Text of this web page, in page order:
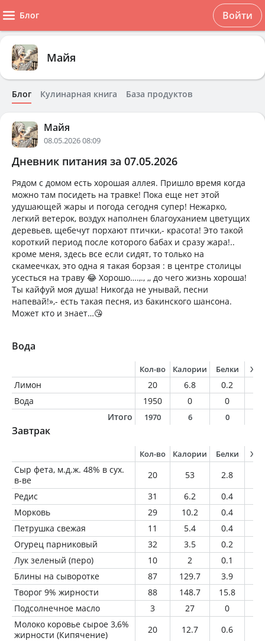
Блог Войти
Майя
Блог Кулинарная книга База продуктов
Майя
08.05.2026 08:09
Дневник питания за 07.05.2026
Рядом с домом есть хорошая аллея. Пришло время когда
можно там посидеть на травке! Пока еще нет этой
удушающей жары и погода сегодня супер! Нежарко,
легкий ветерок, воздух наполнен благоуханием цветущих
деревьев, щебечут порхают птички,- красота! Это такой
короткий период после которого бабах и сразу жара!..
кроме меня, здесь все если сидят, то только на
скамеечках, это одна я такая борзая : в центре столицы
усесться на траву 😂 Хорошо….,., ,, до чего жизнь хороша!
Ты кайфуй моя душа! Никогда не унывай, песни
напевай!»,- есть такая песня, из бакинского шансона.
Может кто и знает…😘
Вода
Кол-во Калории Белки
Лимон 20 6.8 0.2
Вода
1950 0 0
Итого
1970 6 0
Завтрак
Кол-во Калории Белки
Сыр фета, м.д.ж. 48% в сух.
в-ве
20 53 2.8
Редис
31 6.2 0.4
Морковь
29 10.2 0.4
Петрушка свежая
11 5.4 0.4
Огурец парниковый
32 3.5 0.2
Лук зеленый (перо)
10 2 0.1
Блины на сыворотке
87 129.7 3.9
Творог 9% жирности
88 148.7 15.8
Подсолнечное масло
3 27 0
Молоко коровье сырое 3,6%
жирности (Кипячение)
20 12.7 0.6